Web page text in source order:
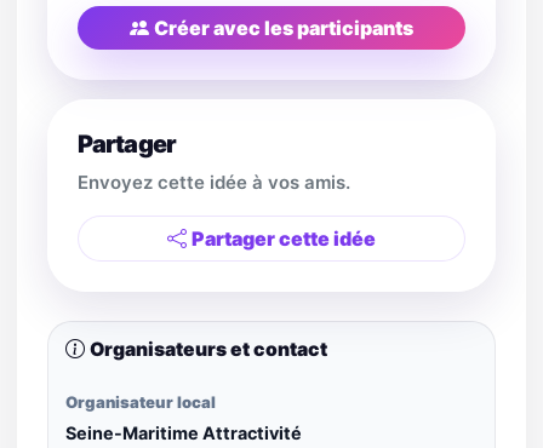
Créer avec les participants
Partager
Envoyez cette idée à vos amis.
Partager cette idée
Organisateurs et contact
Organisateur local
Seine-Maritime Attractivité